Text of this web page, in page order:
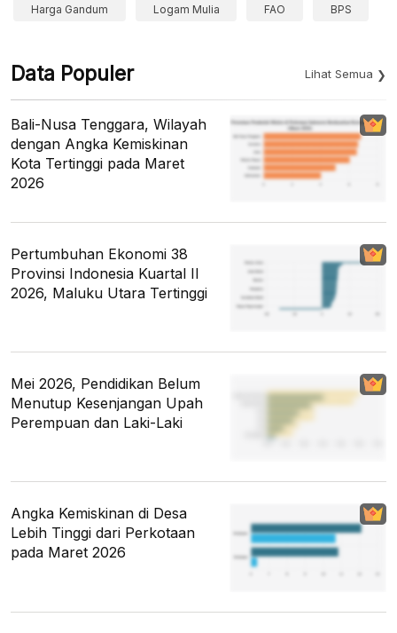
Harga Gandum Logam Mulia FAO BPS
Data Populer Lihat Semua
Bali-Nusa Tenggara, Wilayah
dengan Angka Kemiskinan
Kota Tertinggi pada Maret
2026
Pertumbuhan Ekonomi 38
Provinsi Indonesia Kuartal II
2026, Maluku Utara Tertinggi
Mei 2026, Pendidikan Belum
Menutup Kesenjangan Upah
Perempuan dan Laki-Laki
Angka Kemiskinan di Desa
Lebih Tinggi dari Perkotaan
pada Maret 2026